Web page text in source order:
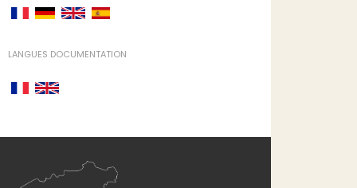
LANGUES DOCUMENTATION